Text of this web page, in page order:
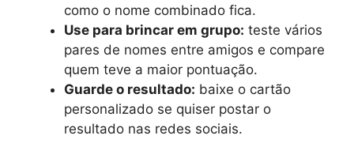
como o nome combinado fica.
Use para brincar em grupo: teste vários
pares de nomes entre amigos e compare
quem teve a maior pontuação.
Guarde o resultado: baixe o cartão
personalizado se quiser postar o
resultado nas redes sociais.